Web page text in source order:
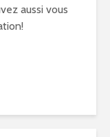
aussi vous